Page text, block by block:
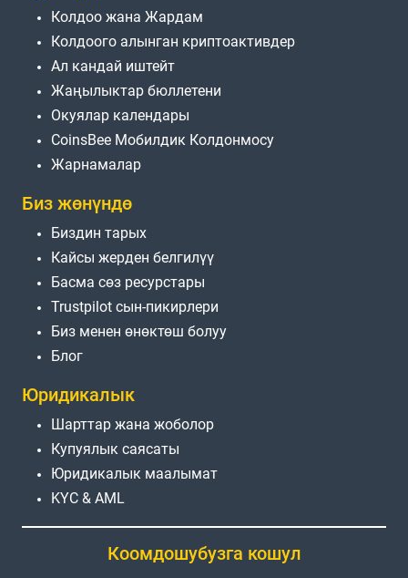
Колдоо жана Жардам
Колдоого алынган криптоактивдер
Ал кандай иштейт
Жаңылыктар бюллетени
Окуялар календары
CoinsBee Мобилдик Колдонмосу
Жарнамалар
Биз жөнүндө
Биздин тарых
Кайсы жерден белгилүү
Басма сөз ресурстары
Trustpilot сын-пикирлери
Биз менен өнөктөш болуу
Блог
Юридикалык
Шарттар жана жоболор
Купуялык саясаты
Юридикалык маалымат
KYC & AML
Коомдошубузга кошул